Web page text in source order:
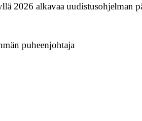
2026 alkavaa uudistusohjelman
puheenjohtaja